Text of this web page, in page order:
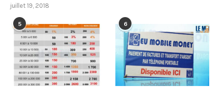
juillet 19, 2018
5 6